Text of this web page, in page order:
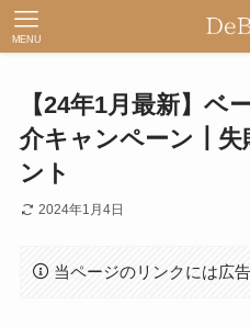
MENU
【24年1月最新】ベ
介キャンペーン┃失
ント
2024年1月4日
当ページのリンクには広